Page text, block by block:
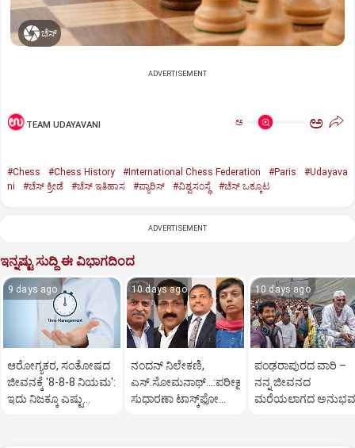
ಚೆಸ್‌
ADVERTISEMENT
TEAM UDAYAVANI ಅ ಅ
#Chess #Chess History #International Chess Federation #Paris
#Udayava
ni
#ಚೆಸ್‌ ಕ್ರೀಡೆ #ಚೆಸ್‌ ಇತಿಹಾಸ #ಪ್ಯಾರಿಸ್‌ #ವಿಶ್ವಸಂಸ್ಥೆ #ಚೆಸ್‌ ಒಕ್ಕೂಟ
ADVERTISEMENT
ಇನ್ನಷ್ಟು ಸುದ್ದಿ ಈ ವಿಭಾಗದಿಂದ
9 days ago
ಆರೋಗ್ಯಕರ, ಸಂತೋಷದ
ಜೀವನಕ್ಕೆ '8-8-8 ನಿಯಮ':
ಇದು ನಿಜಕ್ಕೂ ಎಷ್ಟು
10 days ago
ನಂದನ್ ನಿಲೇಕಣಿ,
ಎಸ್.ಸೋಮನಾಥ್‌...:ಪರೀಕ್ಷಾ
ಸುಧಾರಣಾ ಟಾಸ್ಕ್‌ಫೋರ್ಸ್
10 days ago
ಪಂಢರಾಪುರದ ವಾರಿ –
ನನ್ನ ಜೀವನದ
ಮರೆಯಲಾಗದ